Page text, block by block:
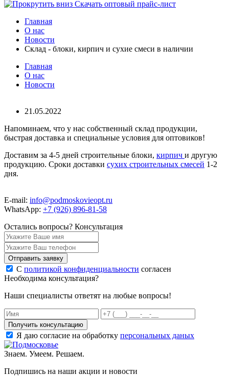
Скачать оптовый прайс-лист
Главная
О нас
Новости
Склад - блоки, кирпич и сухие смеси в наличии
Главная
О нас
Новости
21.05.2022
Напоминаем, что у нас собственный склад продукции,
быстрая доставка и специальные условия для оптовиков!
Доставим за 4-5 дней строительные блоки, кирпич и другую
продукцию. Сроки доставки сухих строительных смесей 1-2
дня.
E-mail: info@podmoskovieopt.ru
WhatsApp: +7 (926) 896-81-58
Остались вопросы? Консультация
Отправить заявку
С политикой конфиденциальности согласен
Необходима консультация?
Наши специалисты ответят на любые вопросы!
Получить консультацию
Я даю согласие на обработку персональных даных
Знаем. Умеем. Решаем.
Подпишись на наши акции и новости